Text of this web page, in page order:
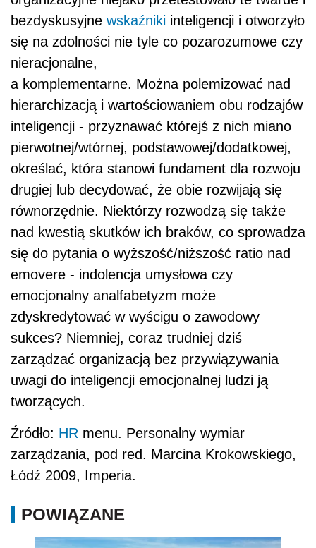
bezdyskusyjne wskaźniki inteligencji i otworzyło
się na zdolności nie tyle co pozarozumowe czy
nieracjonalne,
a komplementarne. Można polemizować nad
hierarchizacją i wartościowaniem obu rodzajów
inteligencji - przyznawać którejś z nich miano
pierwotnej/wtórnej, podstawowej/dodatkowej,
określać, która stanowi fundament dla rozwoju
drugiej lub decydować, że obie rozwijają się
równorzędnie. Niektórzy rozwodzą się także
nad kwestią skutków ich braków, co sprowadza
się do pytania o wyższość/niższość ratio nad
emovere - indolencja umysłowa czy
emocjonalny analfabetyzm może
zdyskredytować w wyścigu o zawodowy
sukces? Niemniej, coraz trudniej dziś
zarządzać organizacją bez przywiązywania
uwagi do inteligencji emocjonalnej ludzi ją
tworzących.
Źródło: HR menu. Personalny wymiar
zarządzania, pod red. Marcina Krokowskiego,
Łódź 2009, Imperia.
POWIĄZANE